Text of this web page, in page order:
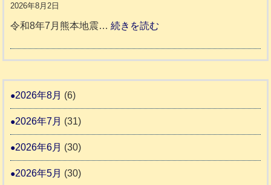
報
3
り
り
市
2026年8月2日
令和8年7月熊本地震…続きを読む
和
熊
震
2026年8月 (6)
2026年7月 (31)
2026年6月 (30)
2026年5月 (30)